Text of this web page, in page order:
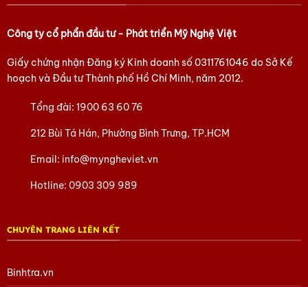
Công ty cổ phẩn đầu tư - Phát triển Mỹ Nghệ Việt
Giấy chứng nhận Đăng ký Kinh doanh số0311761046 do Sở Kế
hoạch và Đầu tư Thành phố Hồ Chí Minh, năm 2012.
Tổng đài:1900 63 60 76
212 Bùi Tá Hán, Phường Bình Trưng, TP.HCM
Email: info@myngheviet.vn
Hotline:0903 309 989
CHUYÊN TRANG LIÊN KẾT
Binhtra.vn